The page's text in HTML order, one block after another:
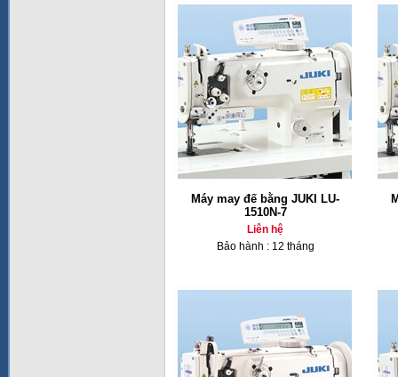
Máy may đế bằng JUKI LU-
1510N-7
Liên hệ
Bảo hành : 12 tháng